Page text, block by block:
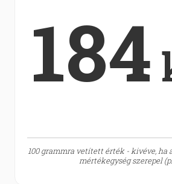
184
100 grammra vetített érték - kivéve, ha
mértékegység szerepel